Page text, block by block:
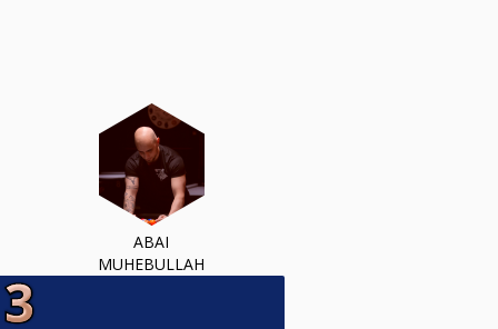
ABAI
MUHEBULLAH